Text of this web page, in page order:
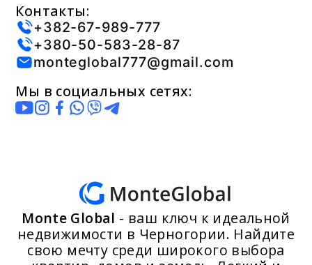
Контакты:
+382-67-989-777
+380-50-583-28-87
monteglobal777@gmail.com
Мы в социальных сетях:
Monte Global - ваш ключ к идеальной
недвижимости в Черногории. Найдите
свою мечту среди широкого выбора